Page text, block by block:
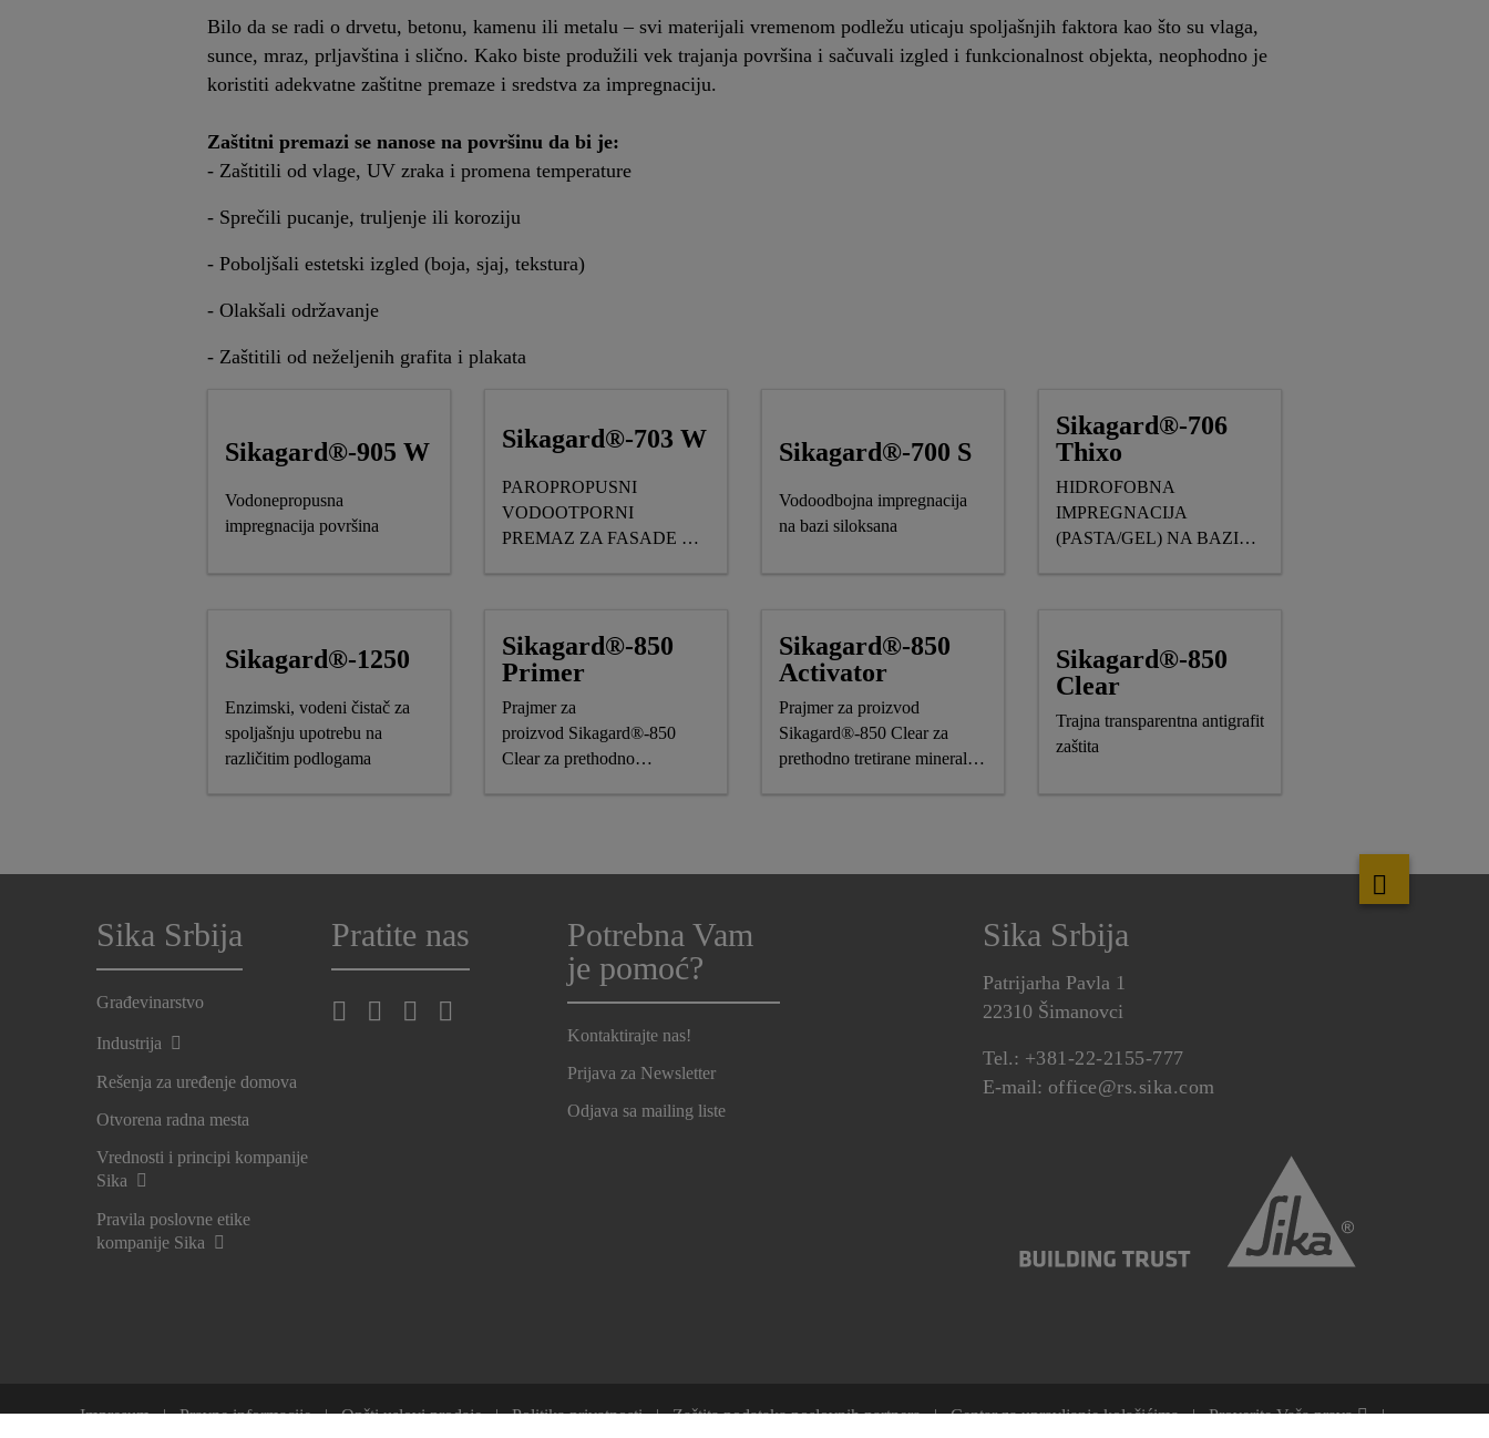
Bilo da se radi o drvetu, betonu, kamenu ili metalu – svi materijali vremenom podležu uticaju spoljašnjih faktora kao što su vlaga,
sunce, mraz, prljavština i slično. Kako biste produžili vek trajanja površina i sačuvali izgled i funkcionalnost objekta, neophodno je
koristiti adekvatne zaštitne premaze i sredstva za impregnaciju.
Zaštitni premazi se nanose na površinu da bi je:
- Zaštitili od vlage, UV zraka i promena temperature
- Sprečili pucanje, truljenje ili koroziju
- Poboljšali estetski izgled (boja, sjaj, tekstura)
- Olakšali održavanje
- Zaštitili od neželjenih grafita i plakata
Sikagard®-905 W
Vodonepropusna
impregnacija površina
Sikagard®-703 W
PAROPROPUSNI
VODOOTPORNI
PREMAZ ZA FASADE NA
Sikagard®-700 S
Vodoodbojna impregnacija
na bazi siloksana
Sikagard®-706
Thixo
HIDROFOBNA
IMPREGNACIJA
(PASTA/GEL) NA BAZI
Sikagard®-1250
Enzimski, vodeni čistač za
spoljašnju upotrebu na
različitim podlogama
Sikagard®-850
Primer
Prajmer za
proizvod Sikagard®-850
Clear za prethodno
Sikagard®-850
Activator
Prajmer za proizvod
Sikagard®-850 Clear za
prethodno tretirane mineralne
Sikagard®-850
Clear
Trajna transparentna antigrafit
zaštita
Sika Srbija
Građevinarstvo
Industrija
Rešenja za uređenje domova
Otvorena radna mesta
Vrednosti i principi kompanije
Sika
Pravila poslovne etike
kompanije Sika
Pratite nas
Potrebna Vam
je pomoć?
Kontaktirajte nas!
Prijava za Newsletter
Odjava sa mailing liste
Sika Srbija
Patrijarha Pavla 1
22310 Šimanovci
Tel.: +381-22-2155-777
E-mail: office@rs.sika.com
Impresum Pravne informacije Opšti uslovi prodaje Politika privatnosti Zaštita podataka poslovnih partnera Centar za upravljanje kolačićima Proverite Vaša prava